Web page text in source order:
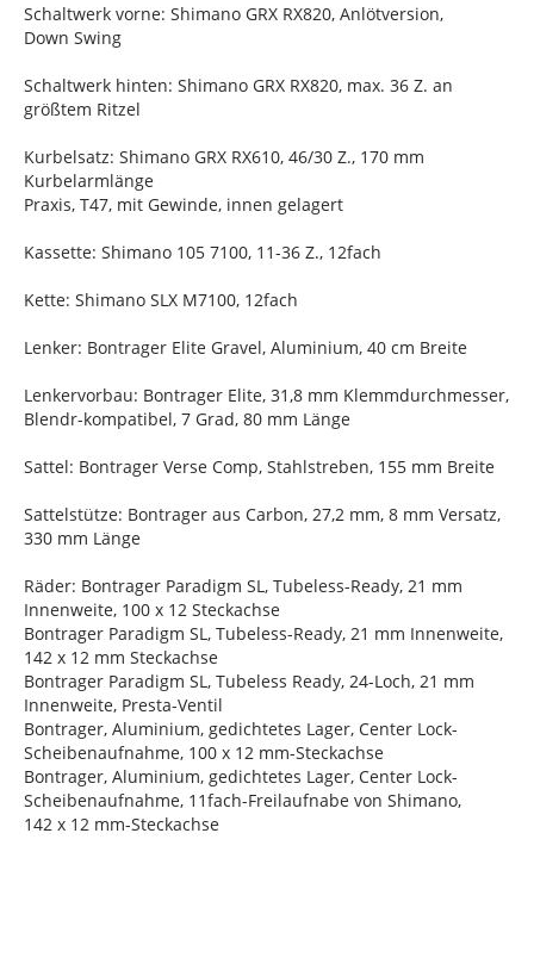
Schaltwerk vorne: Shimano GRX RX820, Anlötversion,
Down Swing
Schaltwerk hinten: Shimano GRX RX820, max. 36 Z. an
größtem Ritzel
Kurbelsatz: Shimano GRX RX610, 46/30 Z., 170 mm
Kurbelarmlänge
Praxis, T47, mit Gewinde, innen gelagert
Kassette: Shimano 105 7100, 11-36 Z., 12fach
Kette: Shimano SLX M7100, 12fach
Lenker: Bontrager Elite Gravel, Aluminium, 40 cm Breite
Lenkervorbau: Bontrager Elite, 31,8 mm Klemmdurchmesser,
Blendr-kompatibel, 7 Grad, 80 mm Länge
Sattel: Bontrager Verse Comp, Stahlstreben, 155 mm Breite
Sattelstütze: Bontrager aus Carbon, 27,2 mm, 8 mm Versatz,
330 mm Länge
Räder: Bontrager Paradigm SL, Tubeless-Ready, 21 mm
Innenweite, 100 x 12 Steckachse
Bontrager Paradigm SL, Tubeless-Ready, 21 mm Innenweite,
142 x 12 mm Steckachse
Bontrager Paradigm SL, Tubeless Ready, 24-Loch, 21 mm
Innenweite, Presta-Ventil
Bontrager, Aluminium, gedichtetes Lager, Center Lock-
Scheibenaufnahme, 100 x 12 mm-Steckachse
Bontrager, Aluminium, gedichtetes Lager, Center Lock-
Scheibenaufnahme, 11fach-Freilaufnabe von Shimano,
142 x 12 mm-Steckachse